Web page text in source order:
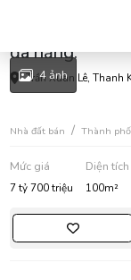
Mặt tiền trần
đà nẵng.
Trần Xuân Lê, Thanh
4 ảnh
Nhà đất bán Thành
Mức giá
7 tỷ 700 triệu
Diện tích
100m²